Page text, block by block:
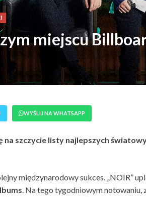
miejscu
WYŚLIJ NA WHATSAPP
na szczycie listy najlepszych
międzynarodowy sukces. „NOIR”
. Na tego tygodniowym notowaniu,